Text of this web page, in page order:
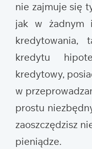
nie zajmuje się
jak w żadnym
kredytowania,
kredytu
kredytowy,
w
prostu
zaoszczędzisz
pieniądze.